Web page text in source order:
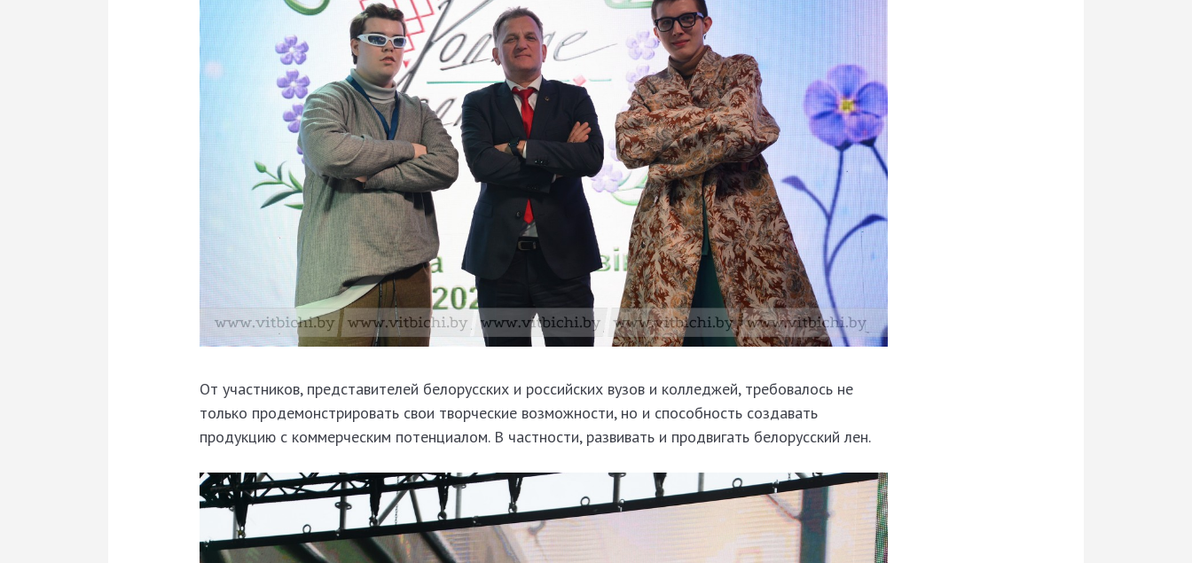
От участников, представителей белорусских и российских вузов и колледжей, требовалось не
только продемонстрировать свои творческие возможности, но и способность создавать
продукцию с коммерческим потенциалом. В частности, развивать и продвигать белорусский лен.